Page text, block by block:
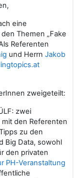
eine
Themen „Fake
Referenten
und Herrn Jakob
zweigeteilt:
zwei
den Referenten
zu den
Big Data, sowohl
den privaten
PH-Veranstaltung